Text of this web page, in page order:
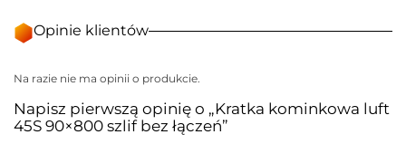
Opinie klientów
Na razie nie ma opinii o produkcie.
Napisz pierwszą opinię o „Kratka kominkowa luft
45S 90×800 szlif bez łączeń”